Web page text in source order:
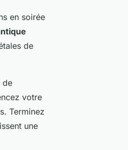
en soirée
de
de
votre
Terminez
une